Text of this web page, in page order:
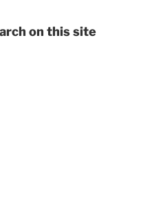
on this site